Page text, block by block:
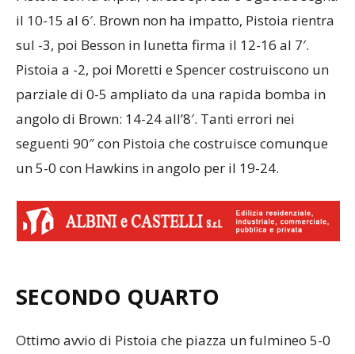
il 10-15 al 6′. Brown non ha impatto, Pistoia rientra
sul -3, poi Besson in lunetta firma il 12-16 al 7′.
Pistoia a -2, poi Moretti e Spencer costruiscono un
parziale di 0-5 ampliato da una rapida bomba in
angolo di Brown: 14-24 all’8′. Tanti errori nei
seguenti 90″ con Pistoia che costruisce comunque
un 5-0 con Hawkins in angolo per il 19-24.
SECONDO QUARTO
Ottimo avvio di Pistoia che piazza un fulmineo 5-0